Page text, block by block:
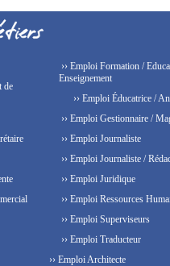
de
›› Emploi Formation /
Enseignement
›› Emploi Éducatrice /
›› Emploi Gestionnaire /
›› Emploi Journaliste
›› Emploi Journaliste /
›› Emploi Juridique
›› Emploi Ressources
›› Emploi Superviseurs
›› Emploi Traducteur
›› Emploi Architecte